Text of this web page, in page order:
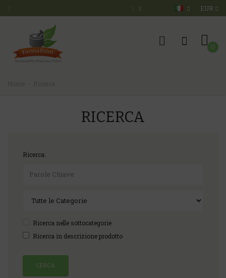
EUR
0
RICERCA
Ricerca:
Ricerca nelle sottocategorie
Ricerca in descrizione prodotto